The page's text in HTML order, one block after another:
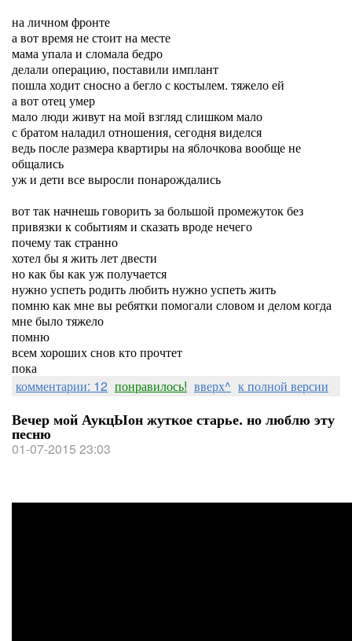
на личном фронте
а вот время не стоит на месте
мама упала и сломала бедро
делали операцию, поставили имплант
пошла ходит сносно а бегло с костылем. тяжело ей
а вот отец умер
мало люди живут на мой взгляд слишком мало
с братом наладил отношения, сегодня виделся
ведь после размера квартиры на яблочкова вообще не
общались
уж и дети все выросли понарождались
вот так начнешь говорить за большой промежуток без
привязки к событиям и сказать вроде нечего
почему так странно
хотел бы я жить лет двести
но как бы как уж получается
нужно успеть родить любить нужно успеть жить
помню как мне вы ребятки помогали словом и делом когда
мне было тяжело
помню
всем хороших снов кто прочтет
пока
комментарии: 12 понравилось! вверх^ к полной версии
Вечер мой АукцЫон жуткое старье. но люблю эту
песню
01-07-2015 23:03